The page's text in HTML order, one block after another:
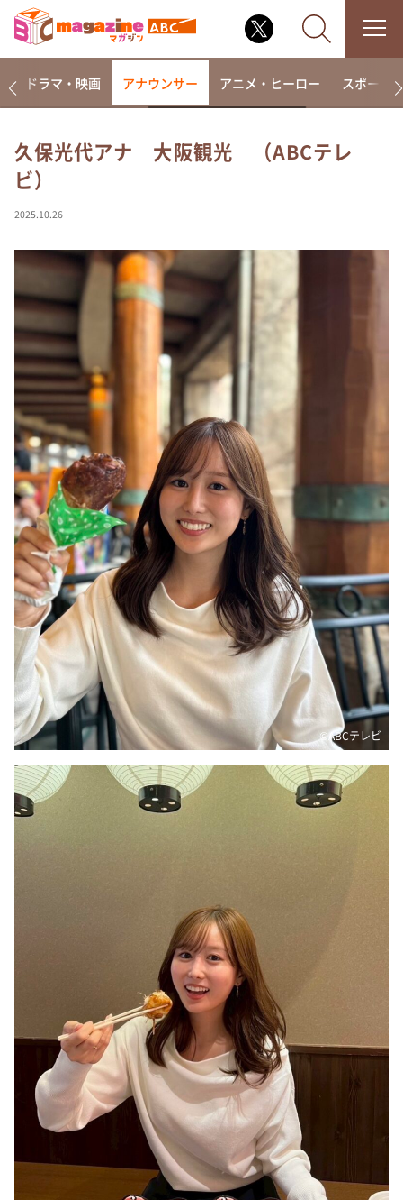
相席食堂
～人生密着トークバラエティ！～ やすとものいたっ
て真剣です
探偵！ナイトスクープ
news おかえり
河合＆A.B.C-Z塚田×福井アナ「なんでやねん！？」
（news おかえり）
DAIGOも台所 ～きょうの献立 何にする？～
本日はダイアンなり！シーズン２
朝だ！生です旅サラダ
教えて！ニュースライブ 正義のミカタ
ＬＩＦＥ～夢のカタチ～
新婚さんいらっしゃい！
ポツンと一軒家
ザキ山小屋本館
ぺこぱのまるスポ
アナ回覧板
ドラマ・映画 アナウンサー アニメ・ヒーロー スポーツ
久保光代アナ 大阪観光 （ABCテレ
ビ）
2025.10.26
©ABCテレビ